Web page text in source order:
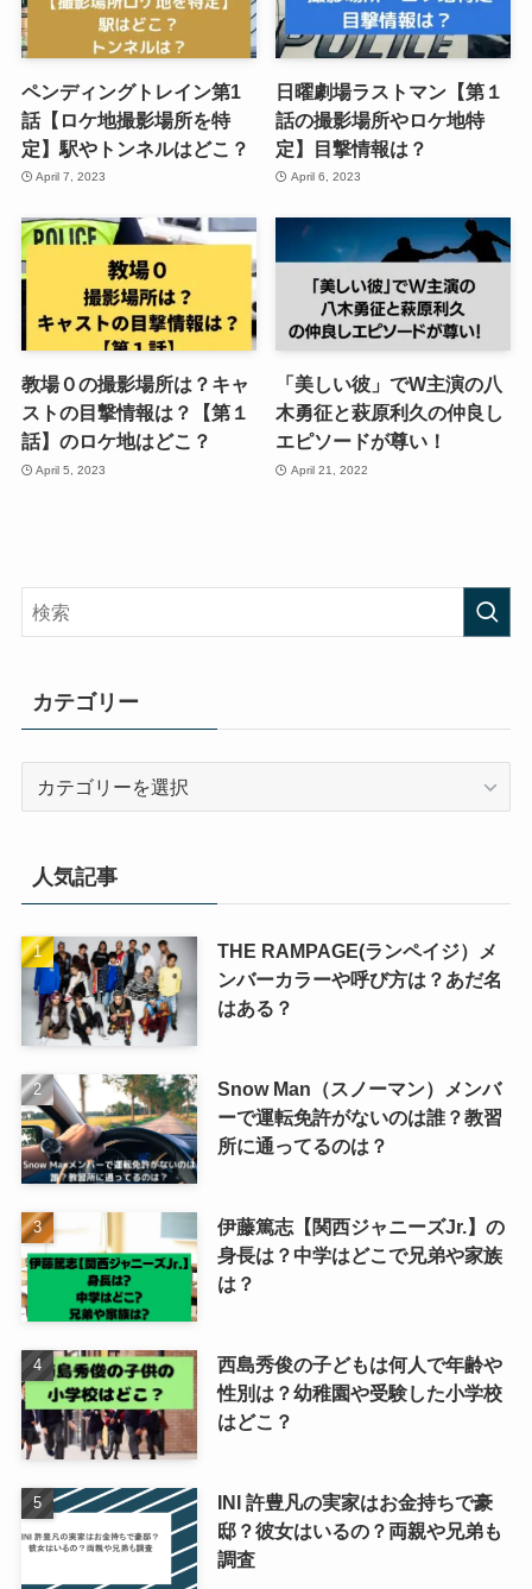
ペンディングトレイン第1
話【ロケ地撮影場所を特
定】駅やトンネルはどこ？
April 7, 2023
日曜劇場ラストマン【第１
話の撮影場所やロケ地特
定】目撃情報は？
April 6, 2023
教場０の撮影場所は？キャ
ストの目撃情報は？【第１
話】のロケ地はどこ？
April 5, 2023
「美しい彼」でW主演の八
木勇征と萩原利久の仲良し
エピソードが尊い！
April 21, 2022
カテゴリー
ー
人気記事
THE RAMPAGE(ランペイジ）メ
ンバーカラーや呼び方は？あだ名
はある？
Snow Man（スノーマン）メンバ
ーで運転免許がないのは誰？教習
所に通ってるのは？
伊藤篤志【関西ジャニーズJr.】の
身長は？中学はどこで兄弟や家族
は？
西島秀俊の子どもは何人で年齢や
性別は？幼稚園や受験した小学校
はどこ？
INI 許豊凡の実家はお金持ちで豪
邸？彼女はいるの？両親や兄弟も
調査